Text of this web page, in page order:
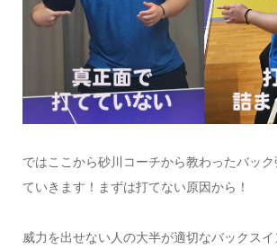
ではここから砂川コーチから教わったバック
ていきます！まずは打てない原因から！
威力を出せない人の大半が適切なバックス